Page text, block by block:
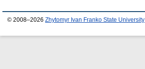
© 2008–2026 Zhytomyr Ivan Franko State University